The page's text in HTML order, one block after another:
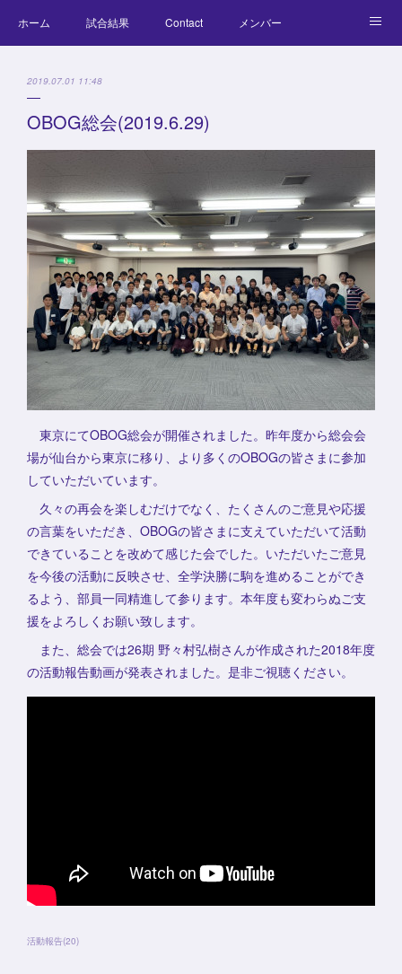
ホーム 試合結果 Contact メンバー
2019.07.01 11:48
OBOG総会(2019.6.29)
東京にてOBOG総会が開催されました。昨年度から総会会
場が仙台から東京に移り、より多くのOBOGの皆さまに参加
していただいています。
久々の再会を楽しむだけでなく、たくさんのご意見や応援
の言葉をいただき、OBOGの皆さまに支えていただいて活動
できていることを改めて感じた会でした。いただいたご意見
を今後の活動に反映させ、全学決勝に駒を進めることができ
るよう、部員一同精進して参ります。本年度も変わらぬご支
援をよろしくお願い致します。
また、総会では26期 野々村弘樹さんが作成された2018年度
の活動報告動画が発表されました。是非ご視聴ください。
活動報告(20)